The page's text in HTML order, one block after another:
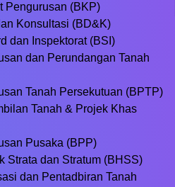
Pengurusan (BKP)
Konsultasi (BD&K)
dan Inspektorat (BSI)
dan Perundangan Tanah
Tanah Persekutuan (BPTP)
Tanah & Projek Khas
Pusaka (BPP)
Strata dan Stratum (BHSS)
dan Pentadbiran Tanah